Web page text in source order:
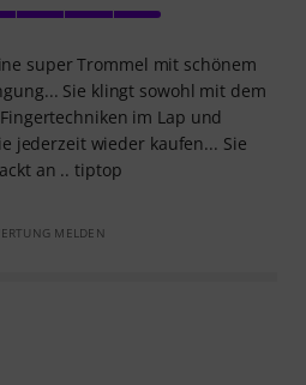
super Trommel mit schönem
Sie klingt sowohl mit dem
im Lap und
jederzeit wieder kaufen... Sie
an .. tiptop
MELDEN